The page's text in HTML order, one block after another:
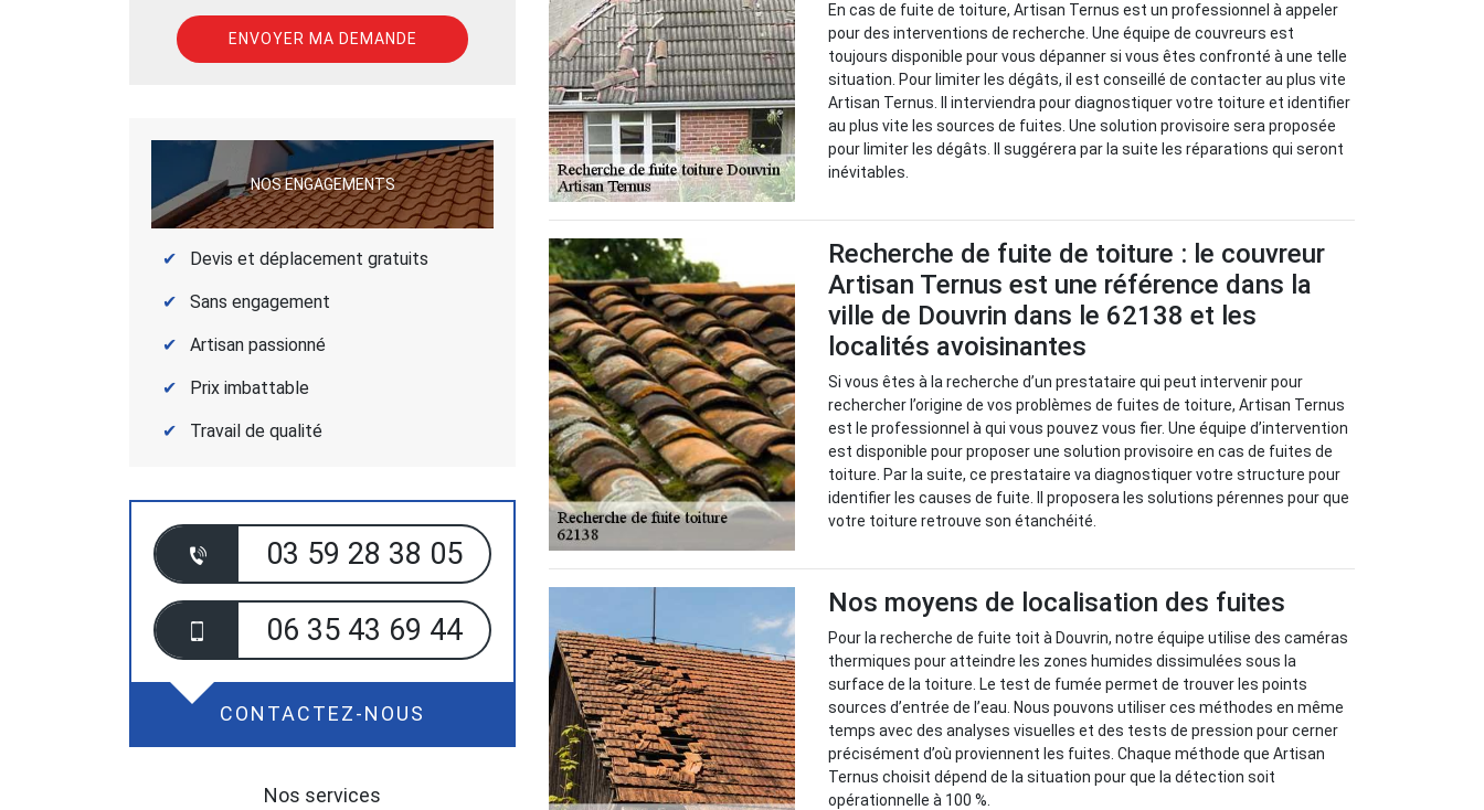
NOS ENGAGEMENTS
Devis et déplacement gratuits
Sans engagement
Artisan passionné
Prix imbattable
Travail de qualité
03 59 28 38 05
06 35 43 69 44
CONTACTEZ-NOUS
Nos services
En cas de fuite de toiture, Artisan Ternus est un professionnel à appeler
pour des interventions de recherche. Une équipe de couvreurs est
toujours disponible pour vous dépanner si vous êtes confronté à une telle
situation. Pour limiter les dégâts, il est conseillé de contacter au plus vite
Artisan Ternus. Il interviendra pour diagnostiquer votre toiture et identifier
au plus vite les sources de fuites. Une solution provisoire sera proposée
pour limiter les dégâts. Il suggérera par la suite les réparations qui seront
inévitables.
Recherche de fuite de toiture : le couvreur
Artisan Ternus est une référence dans la
ville de Douvrin dans le 62138 et les
localités avoisinantes
Si vous êtes à la recherche d’un prestataire qui peut intervenir pour
rechercher l’origine de vos problèmes de fuites de toiture, Artisan Ternus
est le professionnel à qui vous pouvez vous fier. Une équipe d’intervention
est disponible pour proposer une solution provisoire en cas de fuites de
toiture. Par la suite, ce prestataire va diagnostiquer votre structure pour
identifier les causes de fuite. Il proposera les solutions pérennes pour que
votre toiture retrouve son étanchéité.
Nos moyens de localisation des fuites
Pour la recherche de fuite toit à Douvrin, notre équipe utilise des caméras
thermiques pour atteindre les zones humides dissimulées sous la
surface de la toiture. Le test de fumée permet de trouver les points
sources d’entrée de l’eau. Nous pouvons utiliser ces méthodes en même
temps avec des analyses visuelles et des tests de pression pour cerner
précisément d’où proviennent les fuites. Chaque méthode que Artisan
Ternus choisit dépend de la situation pour que la détection soit
opérationnelle à 100 %.